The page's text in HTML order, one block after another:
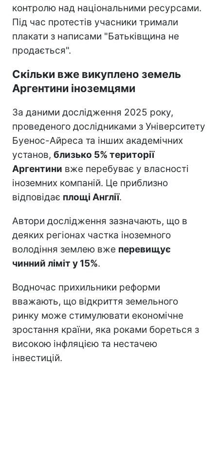
контролю над національними ресурсами.
Під час протестів учасники тримали
плакати з написами "Батьківщина не
продається".
Скільки вже викуплено земель
Аргентини іноземцями
За даними дослідження 2025 року,
проведеного дослідниками з Університету
Буенос-Айреса та інших академічних
установ, близько 5% території
Аргентини вже перебуває у власності
іноземних компаній. Це приблизно
відповідає площі Англії.
Автори дослідження зазначають, що в
деяких регіонах частка іноземного
володіння землею вже перевищує
чинний ліміт у 15%.
Водночас прихильники реформи
вважають, що відкриття земельного
ринку може стимулювати економічне
зростання країни, яка роками бореться з
високою інфляцією та нестачею
інвестицій.